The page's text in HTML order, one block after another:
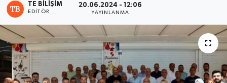
TE BILIŞIM
EDITÖR
20.06.2024 - 12:06
YAYINLANMA